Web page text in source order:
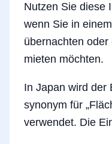
Nutzen Sie diese
wenn Sie in
übernachten
mieten möchten.
In Japan wird der
synonym für
verwendet. Die